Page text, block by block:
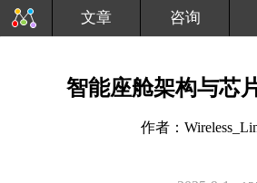
文章 咨询
智能座舱架构与芯
作者：